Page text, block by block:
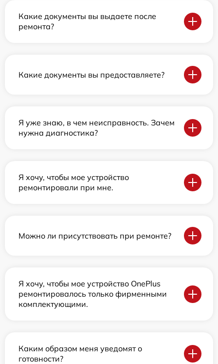
Какие документы вы выдаете после
ремонта?
Какие документы вы предоставляете?
Я уже знаю, в чем неисправность. Зачем
нужна диагностика?
Я хочу, чтобы мое устройство
ремонтировали при мне.
Можно ли присутствовать при ремонте?
Я хочу, чтобы мое устройство OnePlus
ремонтировалось только фирменными
комплектующими.
Каким образом меня уведомят о
готовности?